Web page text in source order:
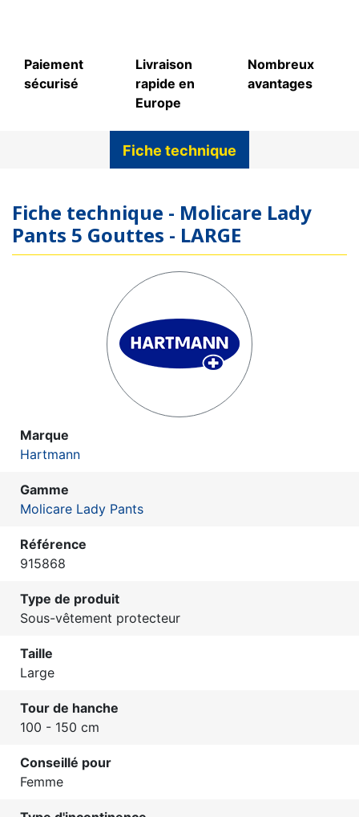
Paiement
sécurisé
Livraison
rapide en
Europe
Nombreux
avantages
Fiche technique
Fiche technique - Molicare Lady
Pants 5 Gouttes - LARGE
Marque
Hartmann
Gamme
Molicare Lady Pants
Référence
915868
Type de produit
Sous-vêtement protecteur
Taille
Large
Tour de hanche
100 - 150 cm
Conseillé pour
Femme